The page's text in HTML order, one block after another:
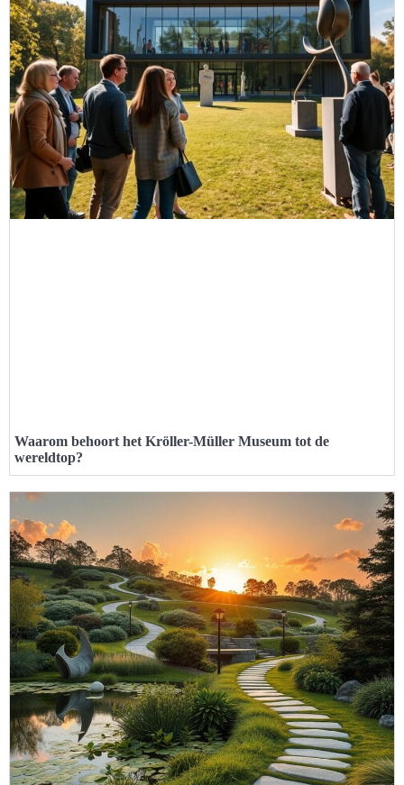
Waarom behoort het Kröller-Müller Museum tot de
wereldtop?